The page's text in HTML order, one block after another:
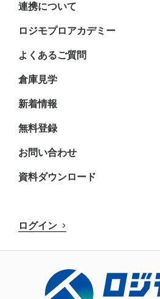
連携について
ロジモプロアカデミー
よくあるご質問
倉庫見学
新着情報
無料登録
お問い合わせ
資料ダウンロード
ログイン